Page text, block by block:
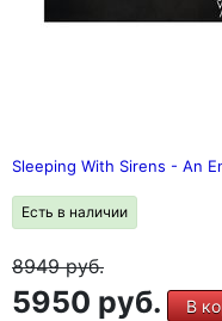
Sleeping With Sirens - An
Есть в наличии
8949руб.
5950 руб. В